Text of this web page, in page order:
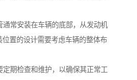
通常安装在车辆的底部，从发动机
置的设计需要考虑车辆的整体布
定期检查和维护，以确保其正常工